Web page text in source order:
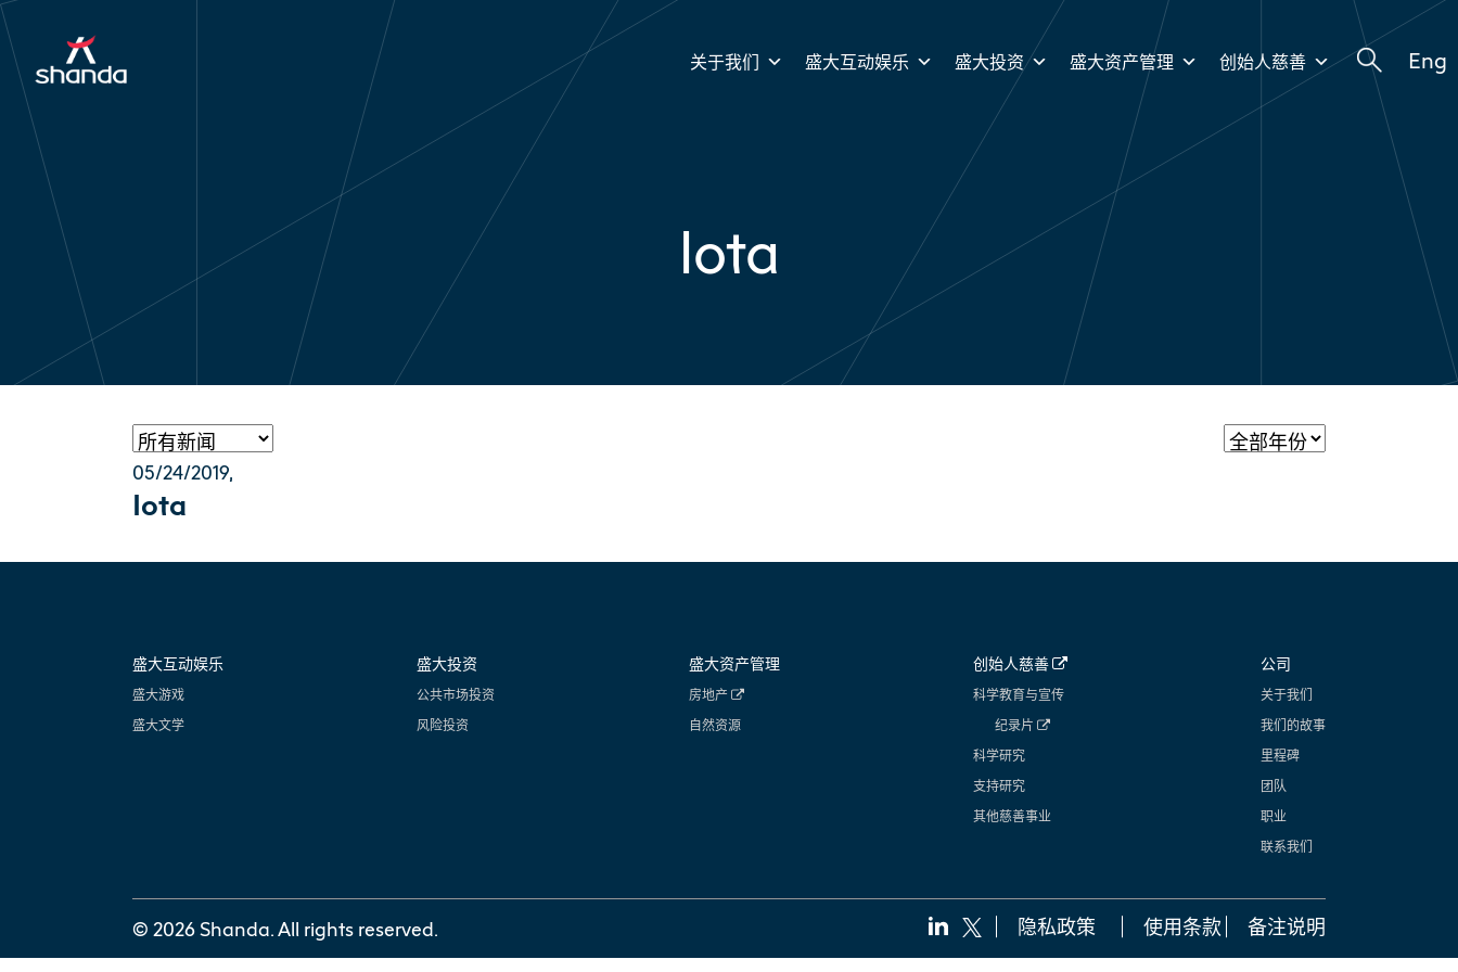
关于我们 盛大互动娱乐 盛大投资 盛大资产管理 创始人慈善 Eng
Iota
05/24/2019,
Iota
盛大互动娱乐
盛大游戏
盛大文学
盛大投资
公共市场投资
风险投资
盛大资产管理
房地产
自然资源
创始人慈善
科学教育与宣传
纪录片
科学研究
支持研究
其他慈善事业
公司
关于我们
我们的故事
里程碑
团队
职业
联系我们
© 2026 Shanda. All rights reserved. 隐私政策 使用条款 备注说明